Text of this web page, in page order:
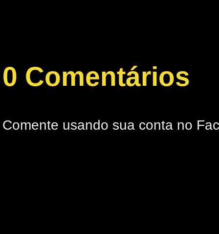
0 Comentários
Comente usando sua conta no